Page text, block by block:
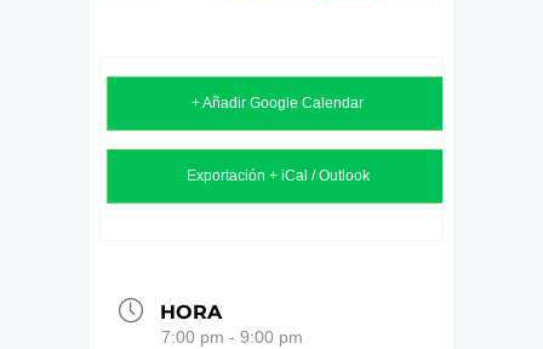
+ Añadir Google Calendar
Exportación + iCal / Outlook
HORA
7:00 pm - 9:00 pm